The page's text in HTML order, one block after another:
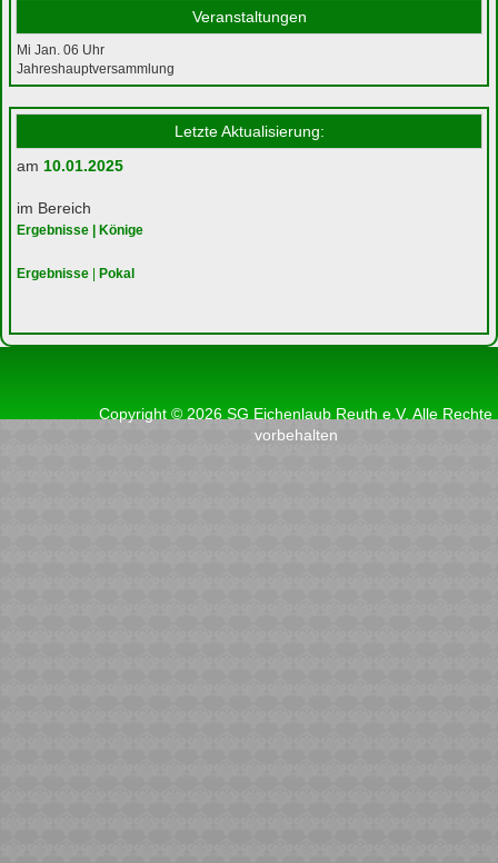
Veranstaltungen
Mi Jan. 06 Uhr
Jahreshauptversammlung
Letzte Aktualisierung:
am 10.01.2025
im Bereich
Ergebnisse | Könige
Ergebnisse | Pokal
Copyright © 2026 SG Eichenlaub Reuth e.V. Alle Rechte
vorbehalten